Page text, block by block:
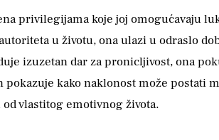
privilegijama koje joj omogućavaju
u životu, ona ulazi u odraslo
izuzetan dar za pronicljivost, ona
kako naklonost može postati
vlastitog emotivnog života.